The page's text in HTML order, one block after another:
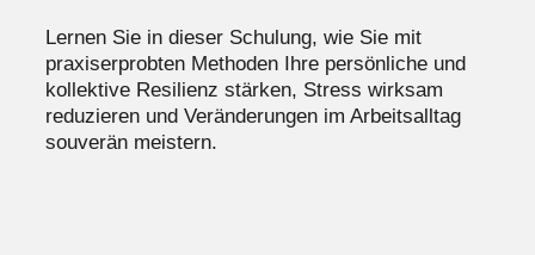
Lernen Sie in dieser Schulung, wie Sie mit
praxiserprobten Methoden Ihre persönliche und
kollektive Resilienz stärken, Stress wirksam
reduzieren und Veränderungen im Arbeitsalltag
souverän meistern.